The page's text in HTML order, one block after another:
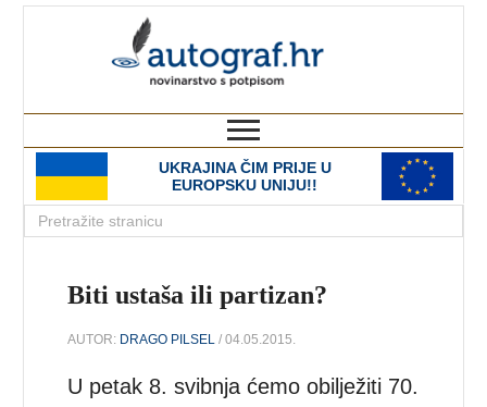
UKRAJINA ČIM PRIJE U
EUROPSKU UNIJU!!
Biti ustaša ili partizan?
AUTOR: DRAGO PILSEL / 04.05.2015.
U petak 8. svibnja ćemo obilježiti 70.